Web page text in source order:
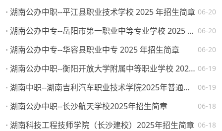
06-20
湖南公办中职--平江县职业技术学校 2025 年招生简章
06-20
湖南公办中专--岳阳市第一职业中等专业学校 2025 年招生简章
06-20
湖南公办中专--华容县职业中专 2025 年招生简章
06-19
湖南公办中职--衡阳开放大学附属中等职业学校 2025 年招生简章
06-19
湖南中职--湖南吉利汽车职业技术学院2025年普通高校招生章程
06-18
湖南公办中职--长沙航天学校2025年招生简章
06-18
湖南科技工程技师学院（长沙建校）2025年招生简章